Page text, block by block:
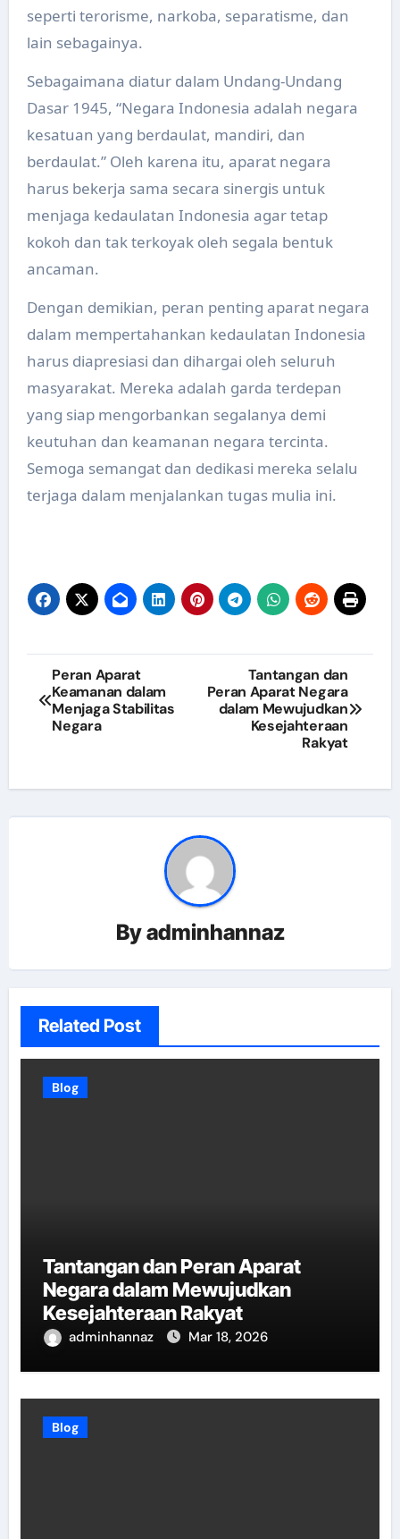
seperti terorisme, narkoba, separatisme, dan
lain sebagainya.
Sebagaimana diatur dalam Undang-Undang
Dasar 1945, “Negara Indonesia adalah negara
kesatuan yang berdaulat, mandiri, dan
berdaulat.” Oleh karena itu, aparat negara
harus bekerja sama secara sinergis untuk
menjaga kedaulatan Indonesia agar tetap
kokoh dan tak terkoyak oleh segala bentuk
ancaman.
Dengan demikian, peran penting aparat negara
dalam mempertahankan kedaulatan Indonesia
harus diapresiasi dan dihargai oleh seluruh
masyarakat. Mereka adalah garda terdepan
yang siap mengorbankan segalanya demi
keutuhan dan keamanan negara tercinta.
Semoga semangat dan dedikasi mereka selalu
terjaga dalam menjalankan tugas mulia ini.
Post
navigation
Peran Aparat
Keamanan dalam
Menjaga Stabilitas
Negara
Tantangan dan
Peran Aparat Negara
dalam Mewujudkan
Kesejahteraan
Rakyat
Byadminhannaz
Related Post
Blog
Tantangan dan Peran Aparat
Negara dalam Mewujudkan
Kesejahteraan Rakyat
adminhannaz Mar 18, 2026
Blog